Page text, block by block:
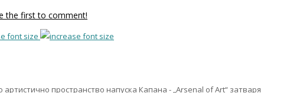
the first to comment!
font size